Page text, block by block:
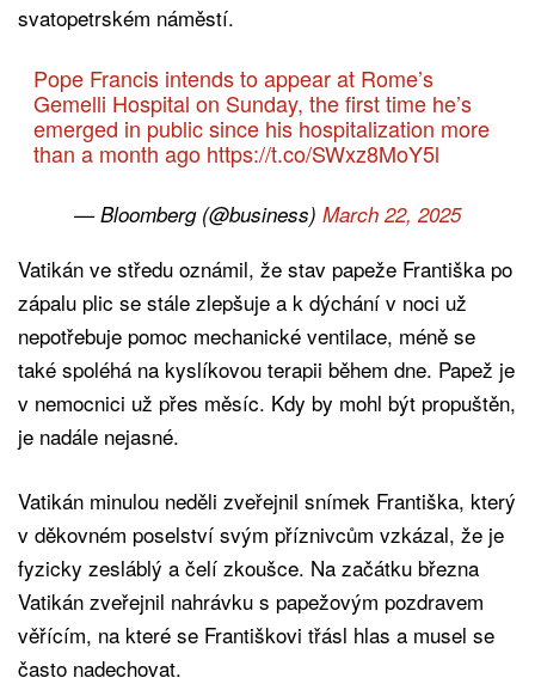
svatopetrském náměstí.
Pope Francis intends to appear at Rome’s
Gemelli Hospital on Sunday, the first time he’s
emerged in public since his hospitalization more
than a month ago https://t.co/SWxz8MoY5l
— Bloomberg (@business) March 22, 2025
Vatikán ve středu oznámil, že stav papeže Františka po
zápalu plic se stále zlepšuje a k dýchání v noci už
nepotřebuje pomoc mechanické ventilace, méně se
také spoléhá na kyslíkovou terapii během dne. Papež je
v nemocnici už přes měsíc. Kdy by mohl být propuštěn,
je nadále nejasné.
Vatikán minulou neděli zveřejnil snímek Františka, který
v děkovném poselství svým příznivcům vzkázal, že je
fyzicky zesláblý a čelí zkoušce. Na začátku března
Vatikán zveřejnil nahrávku s papežovým pozdravem
věřícím, na které se Františkovi třásl hlas a musel se
často nadechovat.